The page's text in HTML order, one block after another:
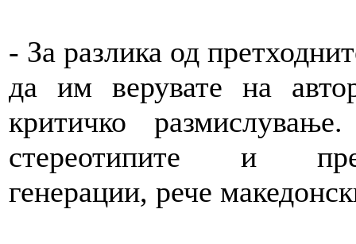
- За разлика од
да им верувате на
критичко
стереотипите и
генерации, рече